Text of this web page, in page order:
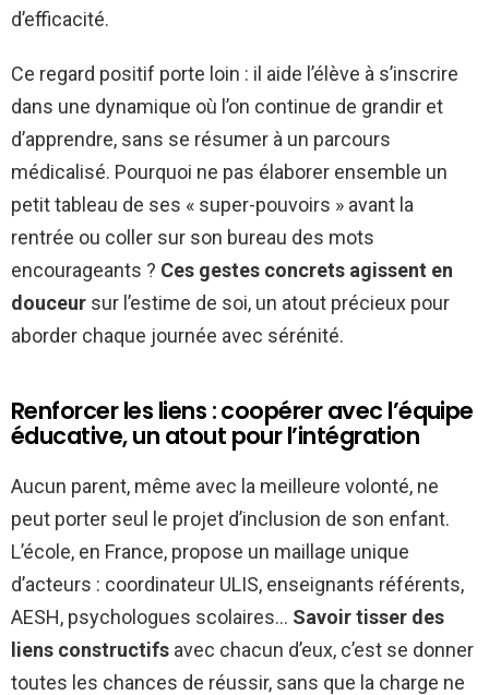
d’efficacité.
Ce regard positif porte loin : il aide l’élève à s’inscrire
dans une dynamique où l’on continue de grandir et
d’apprendre, sans se résumer à un parcours
médicalisé. Pourquoi ne pas élaborer ensemble un
petit tableau de ses « super-pouvoirs » avant la
rentrée ou coller sur son bureau des mots
encourageants ? Ces gestes concrets agissent en
douceur sur l’estime de soi, un atout précieux pour
aborder chaque journée avec sérénité.
Renforcer les liens : coopérer avec l’équipe
éducative, un atout pour l’intégration
Aucun parent, même avec la meilleure volonté, ne
peut porter seul le projet d’inclusion de son enfant.
L’école, en France, propose un maillage unique
d’acteurs : coordinateur ULIS, enseignants référents,
AESH, psychologues scolaires… Savoir tisser des
liens constructifs avec chacun d’eux, c’est se donner
toutes les chances de réussir, sans que la charge ne